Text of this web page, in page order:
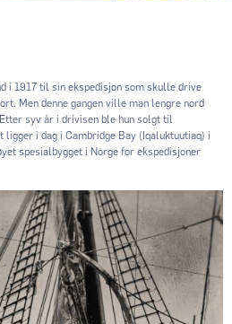
i 1917 til sin ekspedisjon som skulle drive
Men denne gangen ville man lengre nord
syv år i drivisen ble hun solgt til
ligger i dag i Cambridge Bay (Iqaluktuutiaq) i
spesialbygget i Norge for ekspedisjoner